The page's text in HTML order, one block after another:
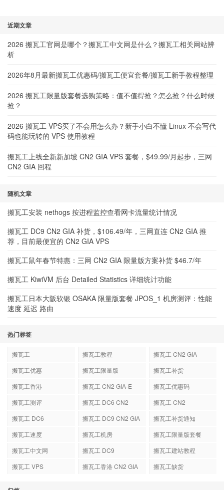
近期文章
2026 搬瓦工官网是哪个？搬瓦工中文网是什么？搬瓦工相关网站辨
析
2026年8月最新搬瓦工优惠码/搬瓦工便宜套餐/搬瓦工新手教程整理
2026 搬瓦工限量版套餐选购策略：值不值得抢？怎么抢？什么时候
抢？
2026 搬瓦工 VPS买了不会用怎么办？新手小白不懂 Linux 不会写代
码也能玩转的 VPS 使用教程
搬瓦工上线全新新加坡 CN2 GIA VPS 套餐，$49.99/月起步，三网
CN2 GIA 回程
随机文章
搬瓦工安装 nethogs 按进程监控查看网卡流量统计情况
搬瓦工 DC9 CN2 GIA 补货，$106.49/年，三网直连 CN2 GIA 推
荐，目前最便宜的 CN2 GIA VPS
搬瓦工鼠年春节特惠：三网 CN2 GIA 限量版方案补货 $46.7/年
搬瓦工 KiwiVM 后台 Detailed Statistics 详细统计功能
搬瓦工日本大阪软银 OSAKA 限量版套餐 JPOS_1 机房测评：性能
速度 延迟 路由
热门标签
搬瓦工 搬瓦工教程
搬瓦工 CN2 GIA
搬瓦工优惠
搬瓦工限量版
搬瓦工补货
搬瓦工香港
搬瓦工 CN2 GIA-E
搬瓦工优惠码
搬瓦工测评
搬瓦工 DC6 CN2
搬瓦工 CN2
搬瓦工 DC6
搬瓦工 DC9 CN2 GIA
搬瓦工补货通知
搬瓦工速度
搬瓦工机房
搬瓦工限量版套餐
搬瓦工中文网
搬瓦工 DC9
搬瓦工建站教程
搬瓦工 VPS
搬瓦工香港 CN2 GIA 搬瓦工缺货